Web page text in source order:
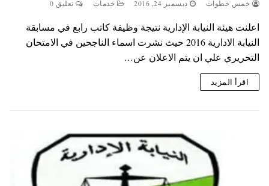
خمس خطوات ديسمبر 24, 2016 خدمات تعليق 0
اعلنت هيئة النيابة الإدارية نتيجة وظيفة كاتب رابع في مسابقة
النيابة الادارية 2016 حيث نشرت اسماء الناجحين في الامتحان
التحريري علي ان يتم الاعلان عن…
اقرأ المزيد